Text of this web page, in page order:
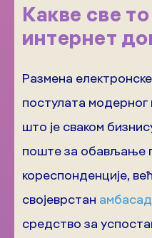
Какве све
интернет
Размена
постулата
што је сваком
поште за обављање
кореспонденције,
својеврстан
средство за